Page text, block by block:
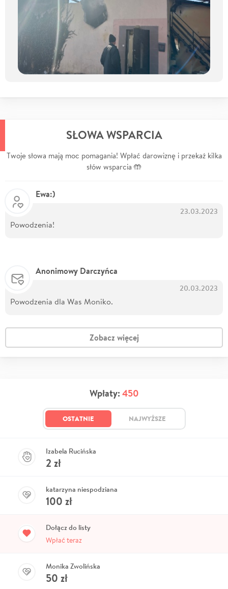
SŁOWA WSPARCIA
Twoje słowa mają moc pomagania! Wpłać darowiznę i przekaż kilka
słów wsparcia 🤲
Ewa:)
23.03.2023
Powodzenia!
Anonimowy Darczyńca
20.03.2023
Powodzenia dla Was Moniko.
Zobacz więcej
Wpłaty: 450
OSTATNIE NAJWYŻSZE
Izabela Rucińska
2 zł
katarzyna niespodziana
100 zł
Dołącz do listy
Wpłać teraz
Monika Zwolińska
50 zł